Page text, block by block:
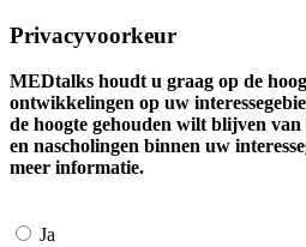
Privacyvoorkeur
MEDtalks houdt u graag op de
ontwikkelingen op uw
de hoogte gehouden wilt blijven
en nascholingen binnen uw
meer informatie.
Ja